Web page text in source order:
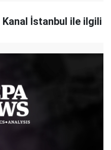
Kanal İstanbul ile ilgili